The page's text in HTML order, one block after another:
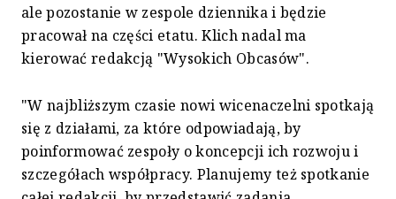
ale pozostanie w zespole dziennika i będzie
pracował na części etatu. Klich nadal ma
kierować redakcją "Wysokich Obcasów".
"W najbliższym czasie nowi wicenaczelni spotkają
się z działami, za które odpowiadają, by
poinformować zespoły o koncepcji ich rozwoju i
szczegółach współpracy. Planujemy też spotkanie